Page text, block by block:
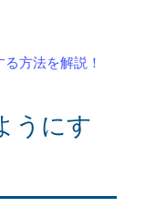
方法を解説！
うにす